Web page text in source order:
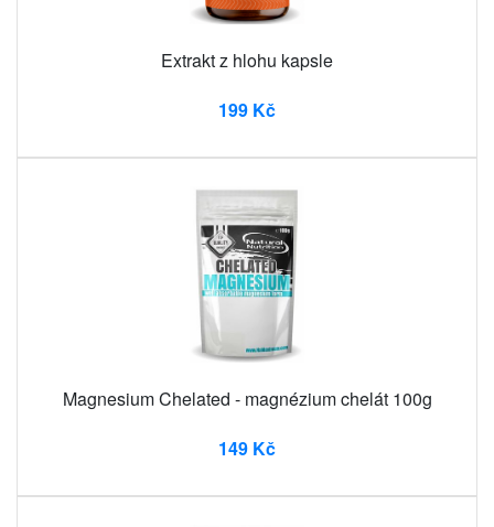
Extrakt z hlohu kapsle
199 Kč
Magnesium Chelated - magnézium chelát 100g
149 Kč